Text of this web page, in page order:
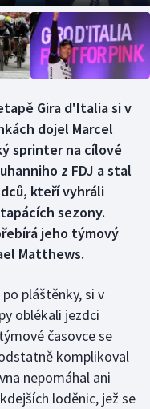
Gira d'Italia si v
dojel Marcel
sprinter na cílové
z FDJ a stal
kteří vyhráli
sezony.
jeho týmový
Matthews.
pláštěnky, si v
oblékali jezdci
časovce se
komplikoval
nepomáhal ani
loděnic, jež se